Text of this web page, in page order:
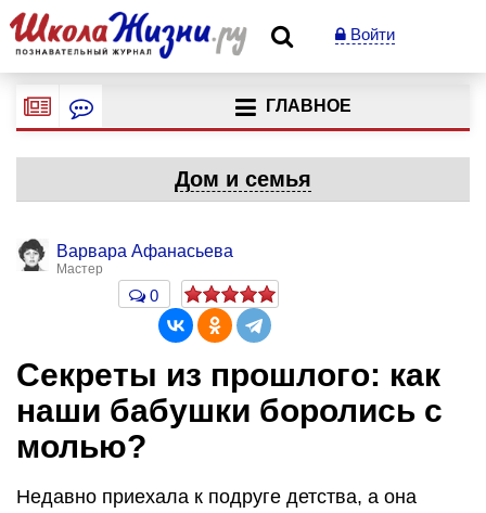
Войти
ГЛАВНОЕ
Дом и семья
Варвара Афанасьева
Мастер
0
Секреты из прошлого: как
наши бабушки боролись с
молью?
Недавно приехала к подруге детства, а она